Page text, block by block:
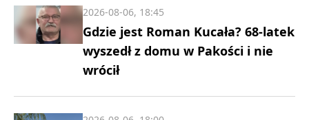
Gdzie jest Roman Kucała? 68-latek
wyszedł z domu w Pakości i nie
wrócił
2026-08-06, 18:45